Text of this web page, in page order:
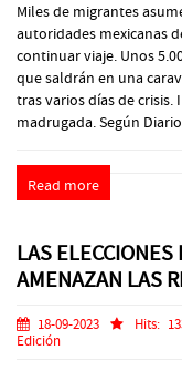
Miles de migrantes
autoridades mexicanas
continuar viaje. Unos
que saldrán en una
tras varios días de
madrugada. Según
Read more
LAS ELECCIONES
AMENAZAN LAS
18-09-2023 Hits:
Edición